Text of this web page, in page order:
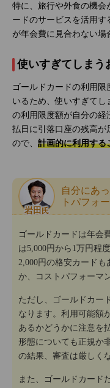
特に、旅行や外食の機会
ードのサービスを活用
が年会費に見合わない場
使いすぎてしまう
ゴールドカードの利用
いるため、使いすぎてし
の利用限度額が自分の経
払日に引落口座の残高が
ので、 計画的に利用する
岩田 氏
自分にあ
トパフォ
ゴールドカードは年会
は5,000円から1万円程
2,000円の格安カード
か、コストパフォーマ
ただし、ゴールドカー
なります。利用可能額
あるかどうかに注意を
形態についても正規か
の結果、審査は厳しく
また、ゴールドカード